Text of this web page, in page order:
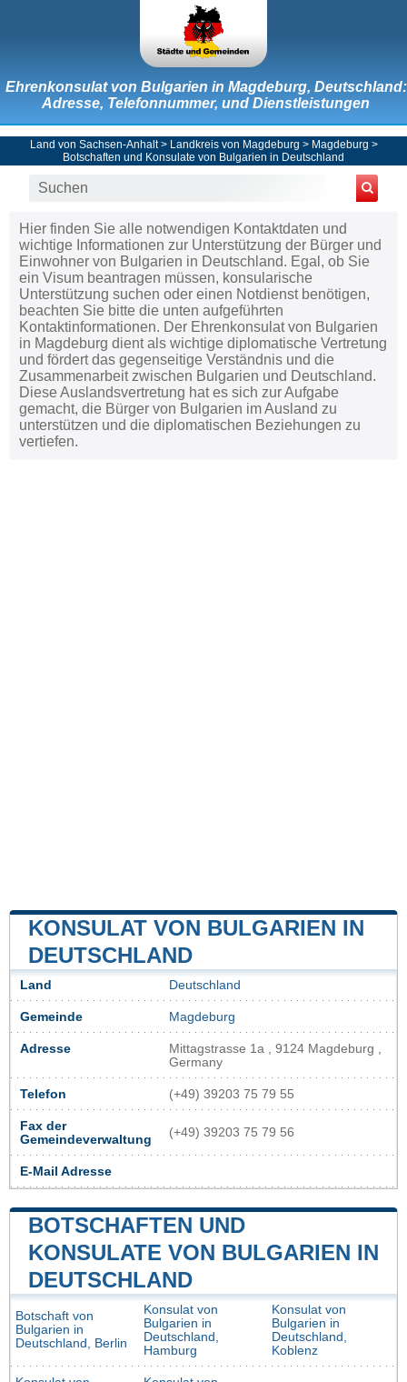
Ehrenkonsulat von Bulgarien in Magdeburg, Deutschland:
Adresse, Telefonnummer, und Dienstleistungen
Land von Sachsen-Anhalt> Landkreis von Magdeburg > Magdeburg >
Botschaften und Konsulate von Bulgarien in Deutschland
Hier finden Sie alle notwendigen Kontaktdaten und
wichtige Informationen zur Unterstützung der Bürger und
Einwohner von Bulgarien in Deutschland. Egal, ob Sie
ein Visum beantragen müssen, konsularische
Unterstützung suchen oder einen Notdienst benötigen,
beachten Sie bitte die unten aufgeführten
Kontaktinformationen. Der Ehrenkonsulat von Bulgarien
in Magdeburg dient als wichtige diplomatische Vertretung
und fördert das gegenseitige Verständnis und die
Zusammenarbeit zwischen Bulgarien und Deutschland.
Diese Auslandsvertretung hat es sich zur Aufgabe
gemacht, die Bürger von Bulgarien im Ausland zu
unterstützen und die diplomatischen Beziehungen zu
vertiefen.
KONSULAT VON BULGARIEN IN
DEUTSCHLAND
Land Deutschland
Gemeinde Magdeburg
Adresse
Mittagstrasse 1a , 9124 Magdeburg ,
Germany
Telefon (+49) 39203 75 79 55
Fax der
Gemeindeverwaltung
(+49) 39203 75 79 56
E-Mail Adresse
BOTSCHAFTEN UND
KONSULATE VON BULGARIEN IN
DEUTSCHLAND
Botschaft von
Bulgarien in
Deutschland, Berlin
Konsulat von
Bulgarien in
Deutschland,
Hamburg
Konsulat von
Bulgarien in
Deutschland,
Koblenz